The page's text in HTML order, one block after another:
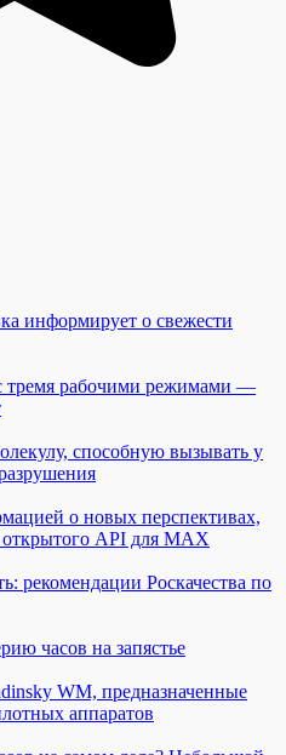
информирует о свежести
тремя рабочими режимами —
способную вызывать у
о новых перспективах,
открытого API для МАХ
рекомендации Роскачества по
часов на запястье
WM, предназначенные
аппаратов